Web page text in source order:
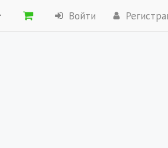
Войти